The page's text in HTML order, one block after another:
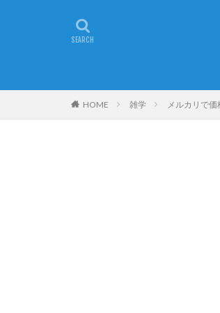
HOME 雑学 メルカリで